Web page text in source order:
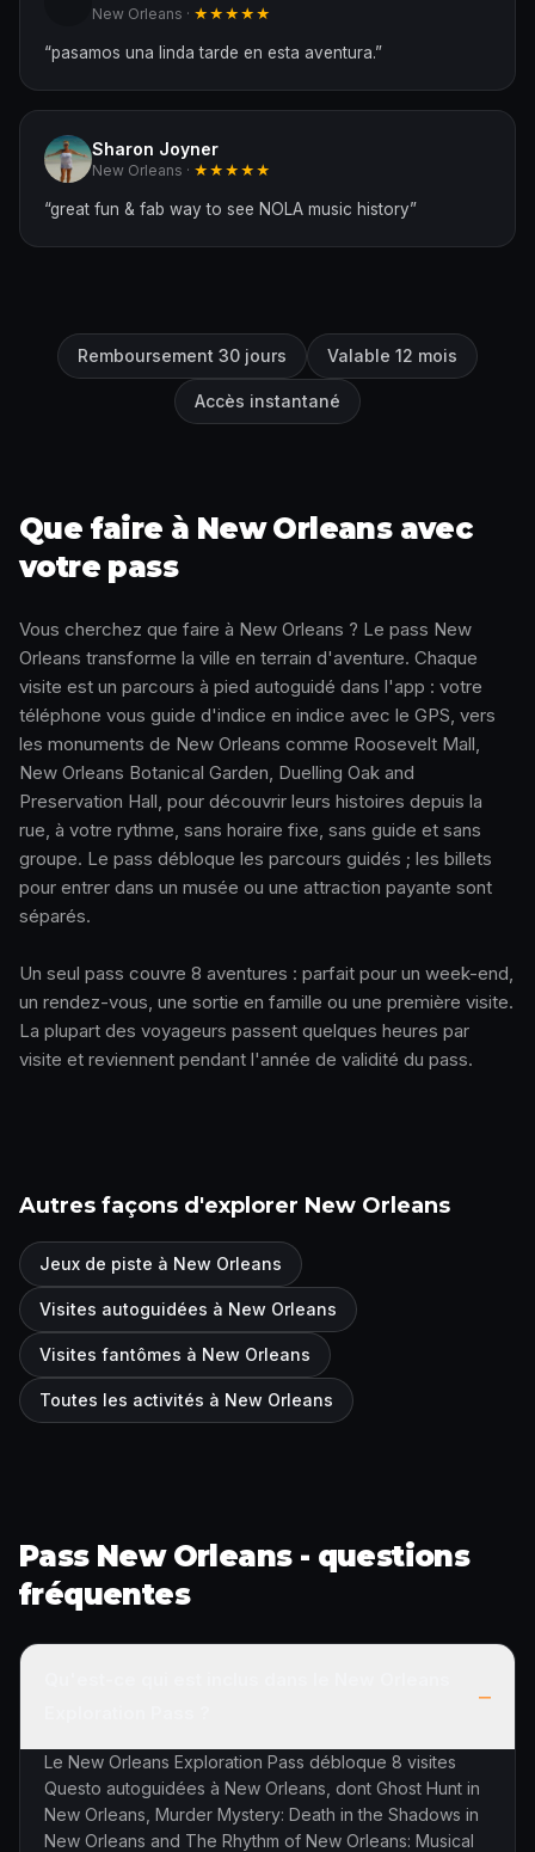
New Orleans · ★★★★★
“pasamos una linda tarde en esta aventura.”
Sharon Joyner
New Orleans · ★★★★★
“great fun & fab way to see NOLA music history”
Remboursement 30 jours Valable 12 mois
Accès instantané
Que faire à New Orleans avec
votre pass
Vous cherchez que faire à New Orleans ? Le pass New
Orleans transforme la ville en terrain d'aventure. Chaque
visite est un parcours à pied autoguidé dans l'app : votre
téléphone vous guide d'indice en indice avec le GPS, vers
les monuments de New Orleans comme Roosevelt Mall,
New Orleans Botanical Garden, Duelling Oak and
Preservation Hall, pour découvrir leurs histoires depuis la
rue, à votre rythme, sans horaire fixe, sans guide et sans
groupe. Le pass débloque les parcours guidés ; les billets
pour entrer dans un musée ou une attraction payante sont
séparés.
Un seul pass couvre 8 aventures : parfait pour un week-end,
un rendez-vous, une sortie en famille ou une première visite.
La plupart des voyageurs passent quelques heures par
visite et reviennent pendant l'année de validité du pass.
Autres façons d'explorer New Orleans
Jeux de piste à New Orleans
Visites autoguidées à New Orleans
Visites fantômes à New Orleans
Toutes les activités à New Orleans
Pass New Orleans - questions
fréquentes
–
Le New Orleans Exploration Pass débloque 8 visites
Questo autoguidées à New Orleans, dont Ghost Hunt in
New Orleans, Murder Mystery: Death in the Shadows in
New Orleans and The Rhythm of New Orleans: Musical